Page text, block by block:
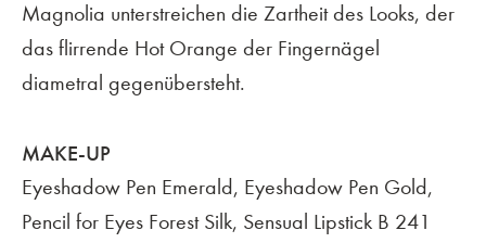
Magnolia unterstreichen die Zartheit des Looks, der
das flirrende Hot Orange der Fingernägel
diametral gegenübersteht.
MAKE-UP
Eyeshadow Pen Emerald, Eyeshadow Pen Gold,
Pencil for Eyes Forest Silk, Sensual Lipstick B 241